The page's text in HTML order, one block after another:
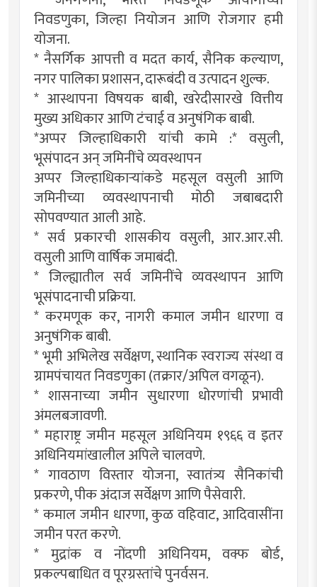
निवडणुका, जिल्हा नियोजन आणि रोजगार हमी
योजना.
* नैसर्गिक आपत्ती व मदत कार्य, सैनिक कल्याण,
नगर पालिका प्रशासन, दारूबंदी व उत्पादन शुल्क.
* आस्थापना विषयक बाबी, खरेदीसारखे वित्तीय
मुख्य अधिकार आणि टंचाई व अनुषंगिक बाबी.
*अप्पर जिल्हाधिकारी यांची कामे :* वसुली,
भूसंपादन अन् जमिनींचे व्यवस्थापन
अप्पर जिल्हाधिकाऱ्यांकडे महसूल वसुली आणि
जमिनीच्या व्यवस्थापनाची मोठी जबाबदारी
सोपवण्यात आली आहे.
* सर्व प्रकारची शासकीय वसुली, आर.आर.सी.
वसुली आणि वार्षिक जमाबंदी.
* जिल्ह्यातील सर्व जमिनींचे व्यवस्थापन आणि
भूसंपादनाची प्रक्रिया.
* करमणूक कर, नागरी कमाल जमीन धारणा व
अनुषंगिक बाबी.
* भूमी अभिलेख सर्वेक्षण, स्थानिक स्वराज्य संस्था व
ग्रामपंचायत निवडणुका (तक्रार/अपिल वगळून).
* शासनाच्या जमीन सुधारणा धोरणांची प्रभावी
अंमलबजावणी.
* महाराष्ट्र जमीन महसूल अधिनियम १९६६ व इतर
अधिनियमांखालील अपिले चालवणे.
* गावठाण विस्तार योजना, स्वातंत्र्य सैनिकांची
प्रकरणे, पीक अंदाज सर्वेक्षण आणि पैसेवारी.
* कमाल जमीन धारणा, कुळ वहिवाट, आदिवासींना
जमीन परत करणे.
* मुद्रांक व नोंदणी अधिनियम, वक्फ बोर्ड,
प्रकल्पबाधित व पूरग्रस्तांचे पुनर्वसन.